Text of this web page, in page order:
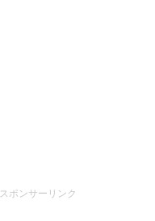
スポンサーリンク